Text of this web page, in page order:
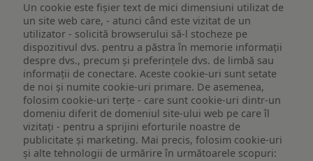
Un cookie este fişier text de mici dimensiuni utilizat de
un site web care, - atunci când este vizitat de un
utilizator - solicită browserului să-l stocheze pe
dispozitivul dvs. pentru a păstra în memorie informații
despre dvs., precum și preferințele dvs. de limbă sau
informații de conectare. Aceste cookie-uri sunt setate
de noi și numite cookie-uri primare. De asemenea,
folosim cookie-uri terțe - care sunt cookie-uri dintr-un
domeniu diferit de domeniul site-ului web pe care îl
vizitați - pentru a sprijini eforturile noastre de
publicitate și marketing. Mai precis, folosim cookie-uri
și alte tehnologii de urmărire în următoarele scopuri: